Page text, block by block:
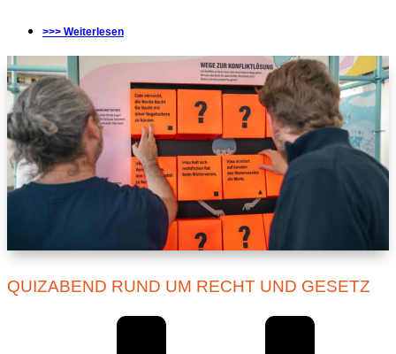
>>> Weiterlesen
QUIZABEND RUND UM RECHT UND GESETZ